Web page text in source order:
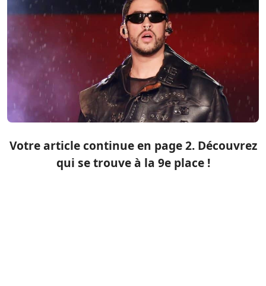
Votre article continue en page 2. Découvrez
qui se trouve à la 9e place !